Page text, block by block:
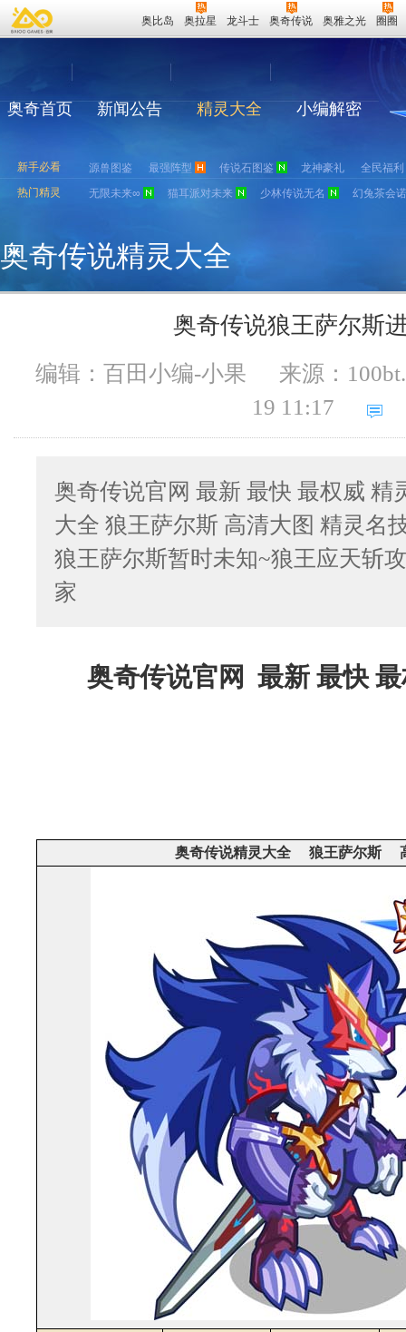
奥比岛 奥拉星 龙斗士 奥奇传说 奥雅之光 圈圈
奥奇首页 新闻公告 精灵大全 小编解密
新手必看 源兽图鉴 最强阵型 传说石图鉴 龙神豪礼
全民福利
热门精灵
无限未来∞ 猫耳派对未来 少林传说无名 幻兔茶会
奥奇传说精灵大全
奥奇传说狼王萨尔斯
编辑：百田小编-小果 来源：
19 11:17
奥奇传说官网 最新 最快 最权威 精
大全 狼王萨尔斯 高清大图 精灵名
狼王萨尔斯暂时未知~狼王应天斩
家
奥奇传说官网 最新 最快
奥奇传说精灵大全 狼王萨尔斯